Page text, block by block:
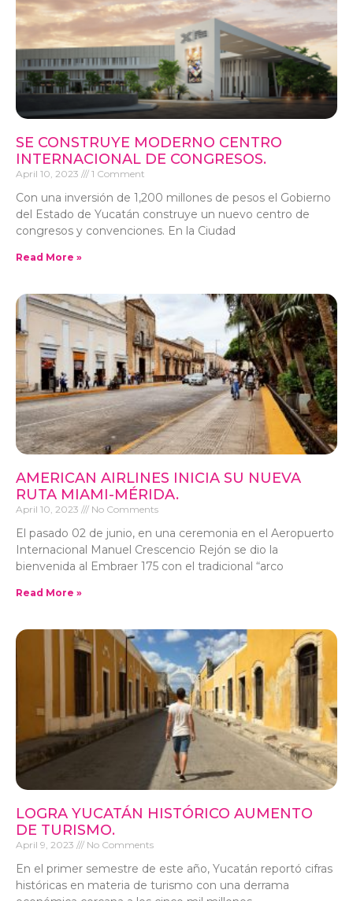
SE CONSTRUYE MODERNO CENTRO
INTERNACIONAL DE CONGRESOS.
April 10, 2023 1 Comment
Con una inversión de 1,200 millones de pesos el Gobierno
del Estado de Yucatán construye un nuevo centro de
congresos y convenciones. En la Ciudad
Read More »
AMERICAN AIRLINES INICIA SU NUEVA
RUTA MIAMI-MÉRIDA.
April 10, 2023 No Comments
El pasado 02 de junio, en una ceremonia en el Aeropuerto
Internacional Manuel Crescencio Rejón se dio la
bienvenida al Embraer 175 con el tradicional “arco
Read More »
LOGRA YUCATÁN HISTÓRICO AUMENTO
DE TURISMO.
April 9, 2023 No Comments
En el primer semestre de este año, Yucatán reportó cifras
históricas en materia de turismo con una derrama